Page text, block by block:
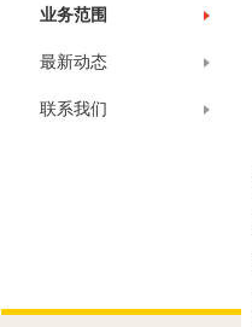
业务范围
最新动态
联系我们